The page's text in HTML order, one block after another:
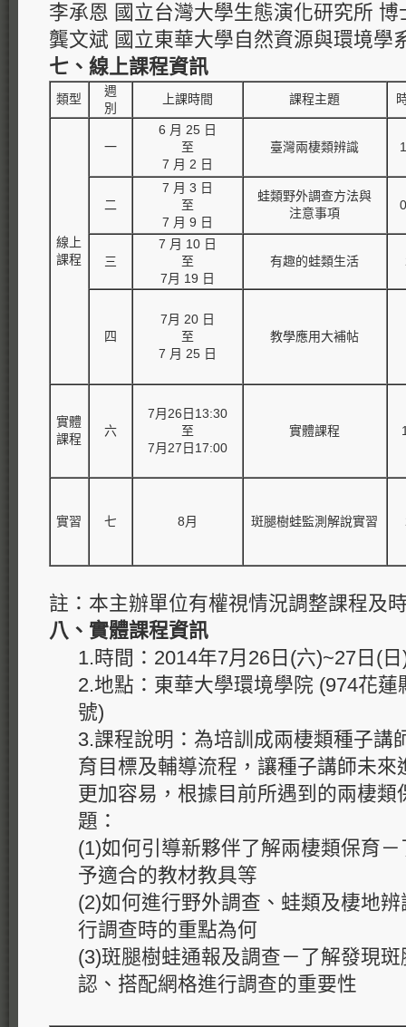
李承恩 國立台灣大學生態演化研究所 博
龔文斌 國立東華大學自然資源與環境學
七、線上課程資訊
類型
週
別
上課時間 課程主題
線上
課程
一
6 月 25 日
至
7 月 2 日
臺灣兩棲類辨識
二
7 月 3 日
至
7 月 9 日
蛙類野外調查方法與
注意事項
三
7 月 10 日
至
7月 19 日
有趣的蛙類生活
四
7月 20 日
至
7 月 25 日
教學應用大補帖
實體
課程
六
7月26日13:30
至
7月27日17:00
實體課程
實習 七 8月 斑腿樹蛙監測解說實習
註：本主辦單位有權視情況調整課程及
八、實體課程資訊
1.時間：2014年7月26日(六)~27日(日
2.地點：東華大學環境學院 (974花
號)
3.課程說明：為培訓成兩棲類種子講
育目標及輔導流程，讓種子講師未來
更加容易，根據目前所遇到的兩棲類
題：
(1)如何引導新夥伴了解兩棲類保育
予適合的教材教具等
(2)如何進行野外調查、蛙類及棲地
行調查時的重點為何
(3)斑腿樹蛙通報及調查－了解發現
認、搭配網格進行調查的重要性